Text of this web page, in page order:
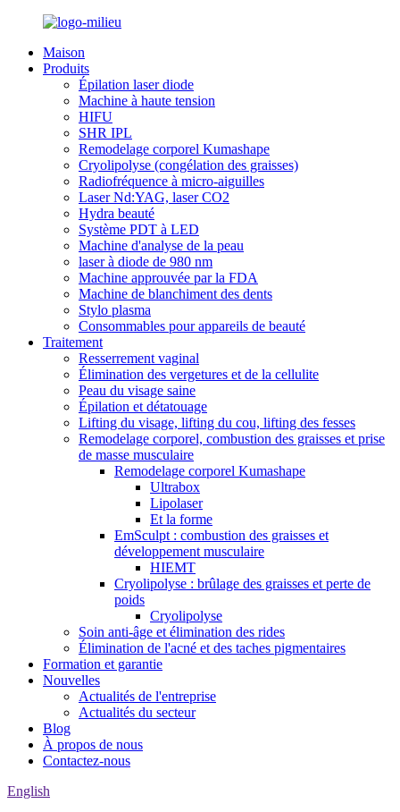
Maison
Produits
Épilation laser diode
Machine à haute tension
HIFU
SHR IPL
Remodelage corporel Kumashape
Cryolipolyse (congélation des graisses)
Radiofréquence à micro-aiguilles
Laser Nd:YAG, laser CO2
Hydra beauté
Système PDT à LED
Machine d'analyse de la peau
laser à diode de 980 nm
Machine approuvée par la FDA
Machine de blanchiment des dents
Stylo plasma
Consommables pour appareils de beauté
Traitement
Resserrement vaginal
Élimination des vergetures et de la cellulite
Peau du visage saine
Épilation et détatouage
Lifting du visage, lifting du cou, lifting des fesses
Remodelage corporel, combustion des graisses et prise
de masse musculaire
Remodelage corporel Kumashape
Ultrabox
Lipolaser
Et la forme
EmSculpt : combustion des graisses et
développement musculaire
HIEMT
Cryolipolyse : brûlage des graisses et perte de
poids
Cryolipolyse
Soin anti-âge et élimination des rides
Élimination de l'acné et des taches pigmentaires
Formation et garantie
Nouvelles
Actualités de l'entreprise
Actualités du secteur
Blog
À propos de nous
Contactez-nous
English